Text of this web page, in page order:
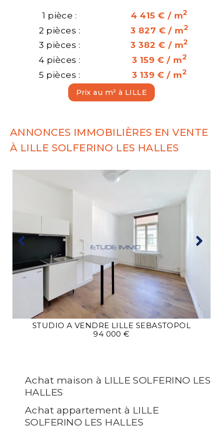
1 pièce : 4 415 € / m2
2 pièces : 3 827 € / m2
3 pièces : 3 382 € / m2
4 pièces : 3 159 € / m2
5 pièces : 3 139 € / m2
Prix au m² à LILLE
ANNONCES IMMOBILIÈRES EN VENTE
À LILLE SOLFERINO LES HALLES
STUDIO A VENDRE LILLE SEBASTOPOL
94 000 €
Achat maison à LILLE SOLFERINO LES
HALLES
Achat appartement à LILLE
SOLFERINO LES HALLES